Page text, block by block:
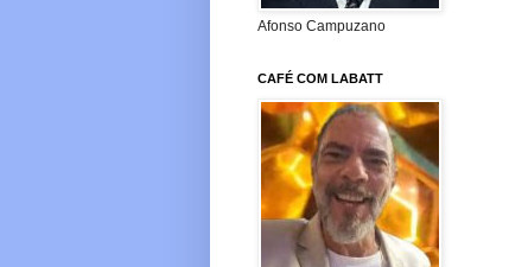
Afonso Campuzano
CAFÉ COM LABATT